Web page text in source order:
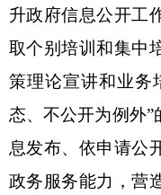
升政府信息公开工
取个别培训和集中
策理论宣讲和业务
态、不公开为例外
息发布、依申请公
政务服务能力，营